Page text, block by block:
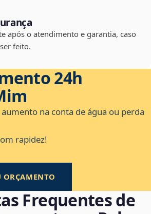
após o atendimento e garantia, caso
feito.
24h
na conta de água ou perda
rapidez!
ORÇAMENTO
Frequentes de